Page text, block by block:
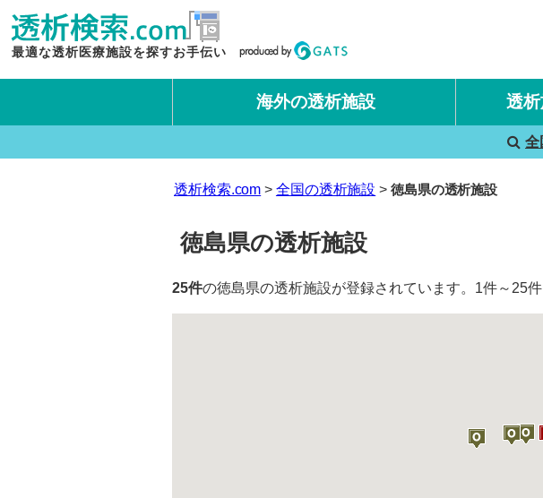
最適な透析医療施設を探すお手伝い
海外の透析施設 透
国
海
全
透析検索.com 全国の透析施設 徳島県の透析施設
徳島県の透析施設
25件の徳島県の透析施設が登録されています。1件～25件